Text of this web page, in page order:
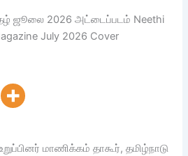
மாணிக்கம் தாகூர், தமிழ்நாடு